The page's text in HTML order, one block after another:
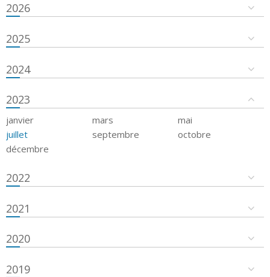
2026
2025
2024
2023
janvier mars
mai
juillet
septembre
octobre
décembre
2022
2021
2020
2019